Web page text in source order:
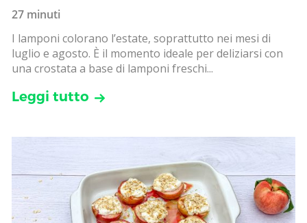
27 minuti
I lamponi colorano l’estate, soprattutto nei mesi di
luglio e agosto. È il momento ideale per deliziarsi con
una crostata a base di lamponi freschi...
Leggi tutto